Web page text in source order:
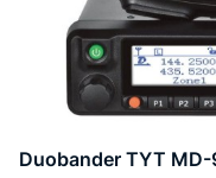
Duobander TYT MD-